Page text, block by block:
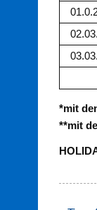
*mit
**mit